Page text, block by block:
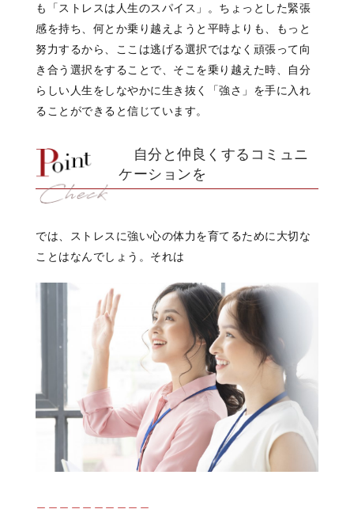
も「ストレスは人生のスパイス」。ちょっとした緊張
感を持ち、何とか乗り越えようと平時よりも、もっと
努力するから、ここは逃げる選択ではなく頑張って向
き合う選択をすることで、そこを乗り越えた時、自分
らしい人生をしなやかに生き抜く「強さ」を手に入れ
ることができると信じています。
自分と仲良くするコミュニ
ケーションを
では、 ストレスに強い心の体力を育てるために 大切な
ことはなんでしょう。 それは